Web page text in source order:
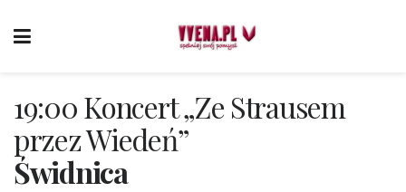
19:00 Koncert „Ze Strausem
przez Wiedeń”
Świdnica